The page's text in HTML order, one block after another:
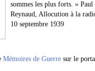
sommes les plus forts. » Paul
Reynaud, Allocution à la
10 septembre 1939
Mémoires de Guerre sur le